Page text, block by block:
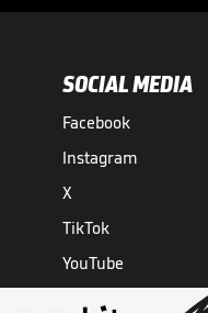
SOCIAL MEDIA
Facebook
Instagram
X
TikTok
YouTube